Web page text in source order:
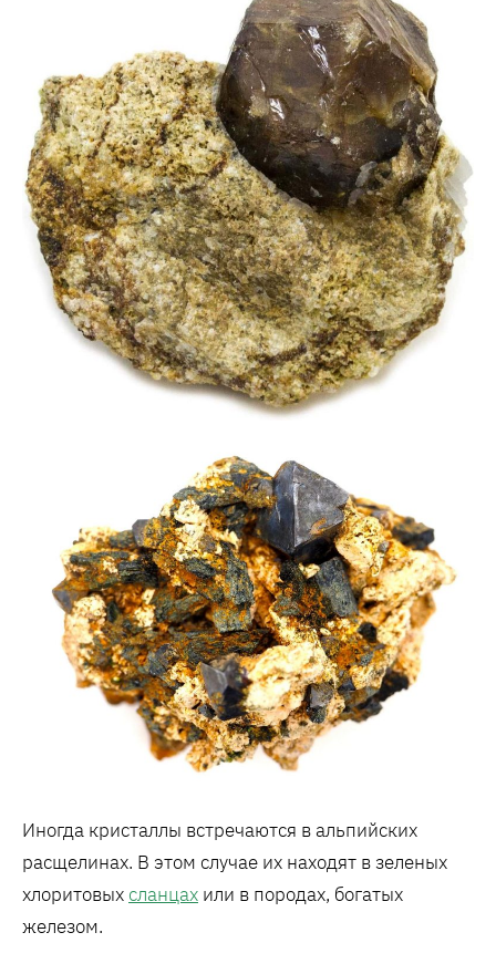
Иногда кристаллы встречаются в альпийских
расщелинах. В этом случае их находят в зеленых
хлоритовых сланцах или в породах, богатых
железом.